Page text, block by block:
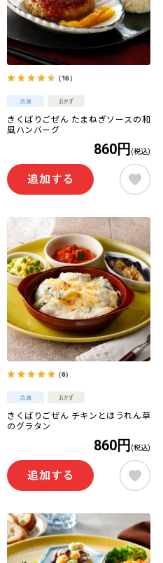
（16）
きくばりごぜん たまねぎソースの和
風ハンバーグ
860円 (税込)
（6）
きくばりごぜん チキンとほうれん草
のグラタン
860円 (税込)